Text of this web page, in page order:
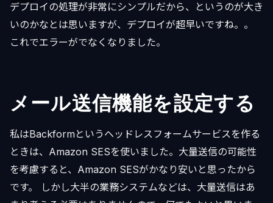
デプロイの処理が非常にシンプルだから、というのが大き
いのかなとは思いますが、デプロイが超早いですね。。
これでエラーがでなくなりました。
メール送信機能を設定する
私はBackformというヘッドレスフォームサービスを作る
ときは、Amazon SESを使いました。大量送信の可能性
を考慮すると、Amazon SESがかなり安いと思ったから
です。 しかし大半の業務システムなどは、大量送信はあ